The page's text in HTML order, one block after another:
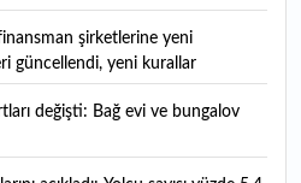
güncellendi, yeni kurallar